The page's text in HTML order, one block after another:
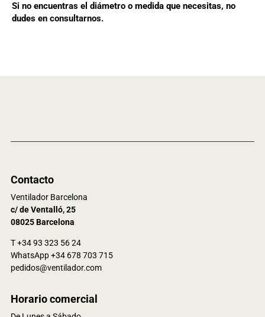
Si no encuentras el diámetro o medida que necesitas, no
dudes en consultarnos.
Contacto
Ventilador Barcelona
c/ de Ventalló, 25
08025 Barcelona
T +34 93 323 56 24
WhatsApp +34 678 703 715
pedidos@ventilador.com
Horario comercial